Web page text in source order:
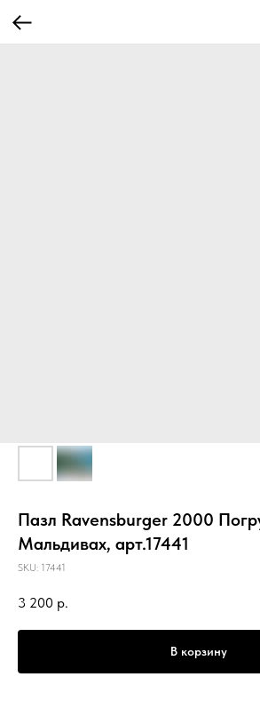
Пазл Ravensburger 2000
Мальдивах, арт.17441
SKU: 17441
3 200 р.
В корзину